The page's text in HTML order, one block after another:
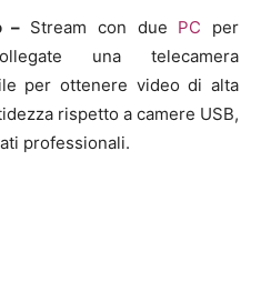
– Stream con due PC per
una telecamera
per ottenere video di alta
rispetto a camere USB,
professionali.